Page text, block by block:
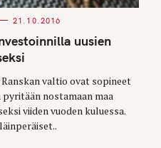
21.10.2016
uusien
valtio ovat sopineet
nostamaan maa
viiden vuoden kuluessa.